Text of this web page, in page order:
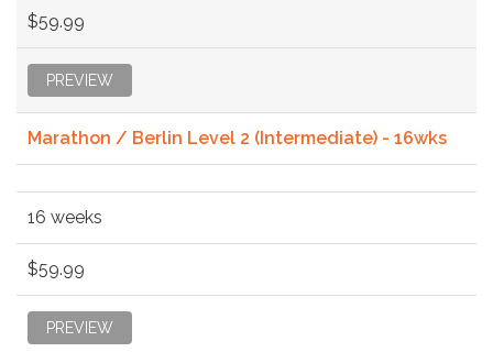
$59.99
PREVIEW
Marathon / Berlin Level 2 (Intermediate) - 16wks
16 weeks
$59.99
PREVIEW